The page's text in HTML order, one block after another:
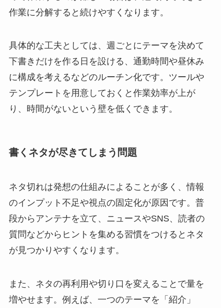
作業に分解すると続けやすくなります。
具体的な工夫としては、週ごとにテーマを決めて
下書きだけを作る日を設ける、通勤時間や昼休み
に構成を考えるなどのルーチン化です。ツールや
テンプレートを用意しておくと作業効率が上が
り、時間がないという壁を低くできます。
書くネタが尽きてしまう問題
ネタ切れは発想の仕組みによることが多く、情報
のインプット不足や視点の固定化が原因です。普
段からアンテナを立て、ニュースやSNS、読者の
質問などからヒントを集める習慣をつけるとネタ
が見つかりやすくなります。
また、ネタの再利用や切り口を変えることで量を
増やせます。例えば、一つのテーマを「紹介」